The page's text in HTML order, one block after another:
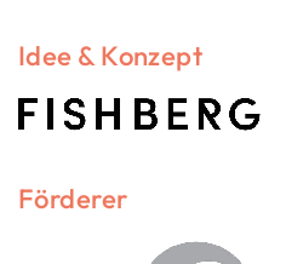
Idee & Konzept
Förderer